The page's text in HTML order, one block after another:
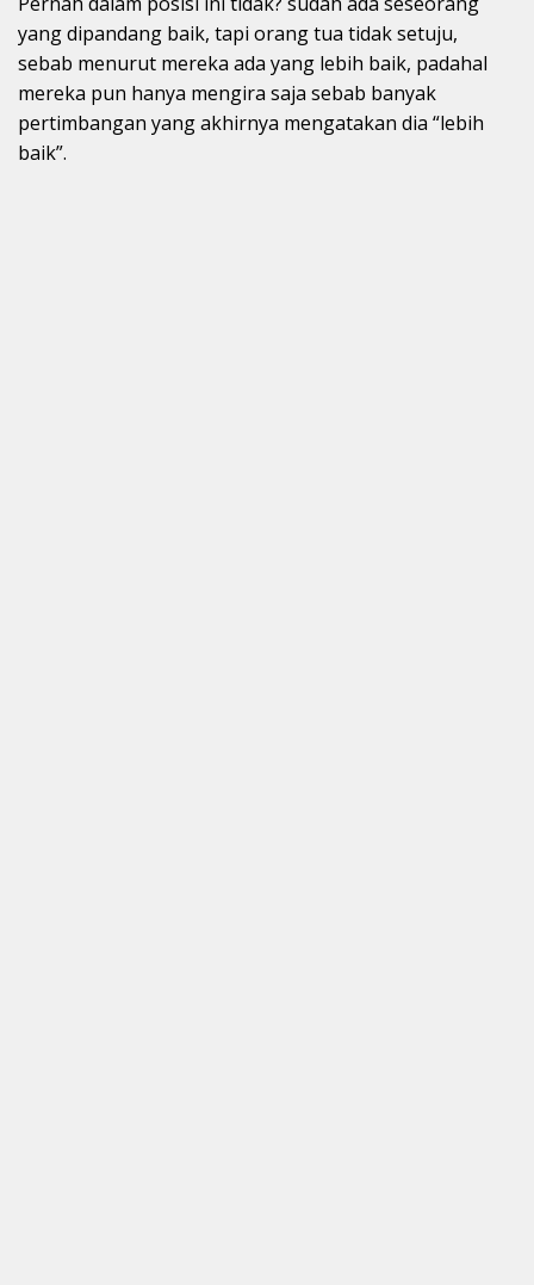
yang dipandang baik, tapi orang tua tidak setuju,
sebab menurut mereka ada yang lebih baik, padahal
mereka pun hanya mengira saja sebab banyak
pertimbangan yang akhirnya mengatakan dia “lebih
baik”.